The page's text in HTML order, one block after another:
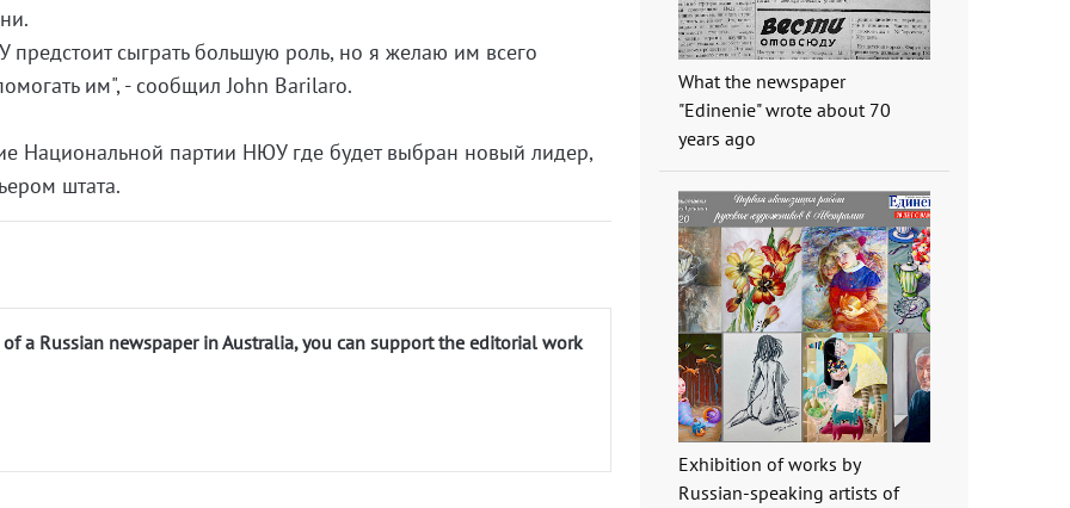
сыграть большую роль, но я желаю им всего
им", - сообщил John Barilaro.
Национальной партии НЮУ где будет выбран новый лидер,
штата.
a Russian newspaper in Australia, you can support the editorial work
What the newspaper
"Edinenie" wrote about 70
years ago
Exhibition of works by
Russian-speaking artists of